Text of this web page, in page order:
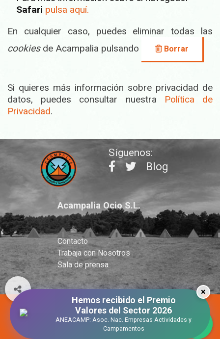
Safari pulsa aquí.
En cualquier caso, puedes eliminar todas las
cookiesde Acampalia pulsando Borrar
Si quieres más información sobre privacidad de
datos, puedes consultar nuestra Política de
Privacidad.
Síguenos:
Blog
Acampalia Ocio S.L.
Contacto
Trabaja con Nosotros
Sala de prensa
®Acampalia Ocio S.L. - 2015 - TODOS LOS DERECHOS RESERVADOS.
POLÍTICA DE COOKIES
×
Hemos recibido el Premio
Valores del Sector 2026
ANEACAMP: Asoc. Nac. Empresas Actividades y
Campamentos